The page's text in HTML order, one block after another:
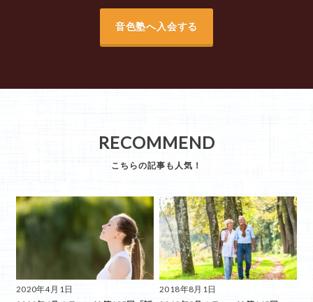
音色塾へ入会する
RECOMMEND
2020年4月1日 2018年8月1日